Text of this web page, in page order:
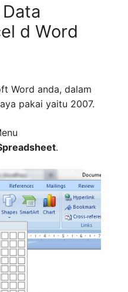
d Word
Word anda, dalam
pakai yaitu 2007.
.